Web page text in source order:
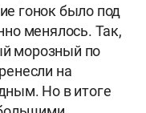
гонок было под
менялось. Так,
морозный по
на
Но в итоге